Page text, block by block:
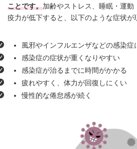
ことです。加齢やストレス、睡眠・運
疫力が低下すると、以下のような症状が
風邪やインフルエンザなどの感染症
感染症の症状が重くなりやすい
感染症が治るまでに時間がかかる
疲れやすく、体力が回復しにくい
慢性的な倦怠感が続く